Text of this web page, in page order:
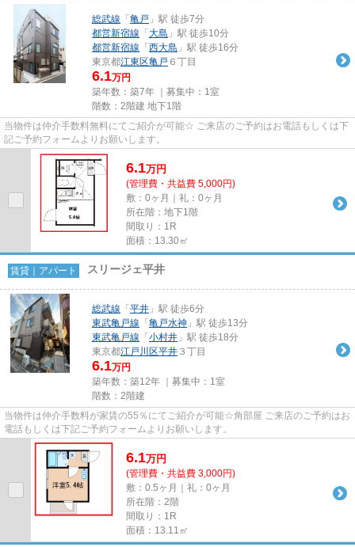
総武線 「 亀戸 」駅 徒歩7分
都営新宿線 「 大島 」駅 徒歩10分
都営新宿線 「 西大島 」駅 徒歩16分
東京都江東区亀戸 ６丁目
6.1万円
築年数：築7年 ｜募集中： 1室
階数：2階建 地下1階
当物件は仲介手数料無料にてご紹介が可能☆ ご来店のご予約はお電話もしくは下
記ご予約フォームよりお願いします。
6.1万円
(管理費・共益費 5,000円)
敷：0ヶ月｜礼：0ヶ月
所在階：地下1階
間取り：1R
面積：13.30㎡
賃貸｜アパート スリージェ平井
総武線 「 平井 」駅 徒歩6分
東武亀戸線 「 亀戸水神 」駅 徒歩13分
東武亀戸線 「 小村井 」駅 徒歩18分
東京都江戸川区平井 ３丁目
6.1万円
築年数：築12年 ｜募集中： 1室
階数：2階建
当物件は仲介手数料が家賃の55％にてご紹介が可能☆角部屋 ご来店のご予約はお
電話もしくは下記ご予約フォームよりお願いします。
6.1万円
(管理費・共益費 3,000円)
敷：0.5ヶ月｜礼：0ヶ月
所在階：2階
間取り：1R
面積：13.11㎡